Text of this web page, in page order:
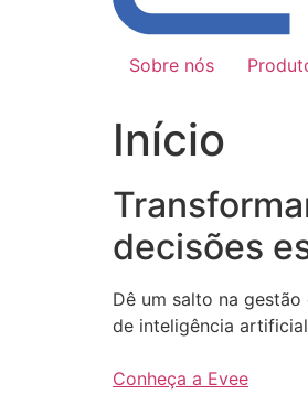
Sobre nós
Início
decisões
Dê um salto na
de inteligência
Conheça a Evee